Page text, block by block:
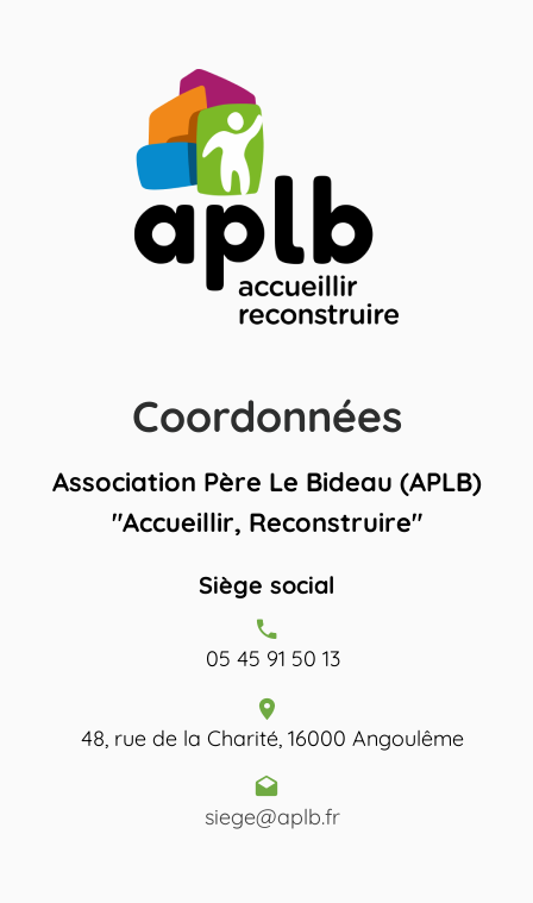
Coordonnées
Association Père Le Bideau (APLB)
"Accueillir, Reconstruire"
Siège social
05 45 91 50 13
48, rue de la Charité, 16000 Angoulême
siege@aplb.fr